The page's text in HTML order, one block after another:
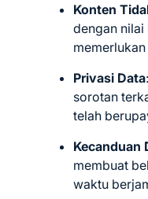
Konten
dengan nilai
Privasi Data
sorotan
telah
Kecanduan
membuat
waktu